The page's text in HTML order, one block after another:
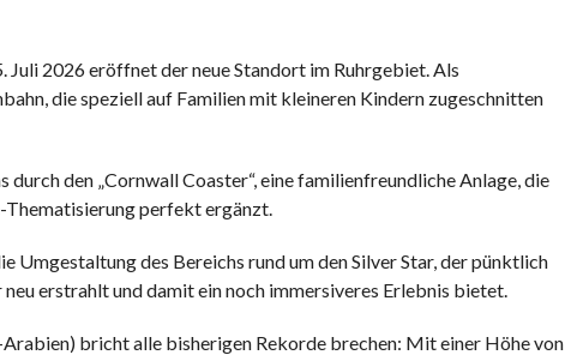
Juli 2026 eröffnet der neue Standort im Ruhrgebiet. Als
die speziell auf Familien mit kleineren Kindern zugeschnitten
den „Cornwall Coaster“, eine familienfreundliche Anlage, die
Thematisierung perfekt ergänzt.
Umgestaltung des Bereichs rund um den Silver Star, der pünktlich
erstrahlt und damit ein noch immersiveres Erlebnis bietet.
Arabien) bricht alle bisherigen Rekorde brechen: Mit einer Höhe von